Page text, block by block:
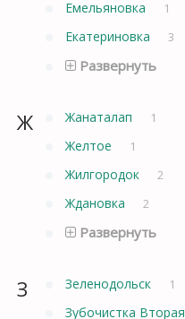
Емельяновка 1
Екатериновка 3
Развернуть
Ж Жанаталап 1
Желтое 1
Жилгородок 2
Ждановка 2
Развернуть
З Зеленодольск 1
Зубочистка Вторая